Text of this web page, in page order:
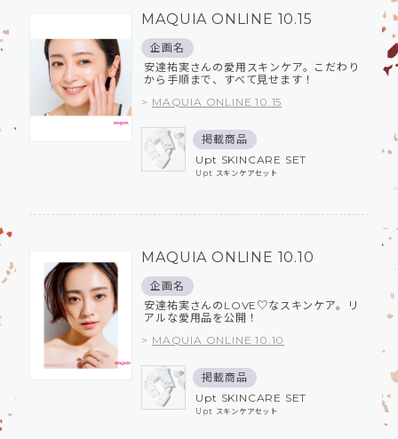
MAQUIA ONLINE 10.15
企画名
安達祐実さんの愛用スキンケア。こだわり
から手順まで、すべて見せます！
> MAQUIA ONLINE 10.15
掲載商品
Upt SKINCARE SET
Upt スキンケアセット
MAQUIA ONLINE 10.10
企画名
安達祐実さんのLOVE♡なスキンケア。リ
アルな愛用品を公開！
> MAQUIA ONLINE 10.10
掲載商品
Upt SKINCARE SET
Upt スキンケアセット